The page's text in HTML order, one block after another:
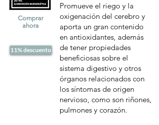
Comprar
ahora
11% descuento
Promueve el riego y la
oxigenación del cerebro y
aporta un gran contenido
en antioxidantes, además
de tener propiedades
beneficiosas sobre el
sistema digestivo y otros
órganos relacionados con
los síntomas de origen
nervioso, como son riñones,
pulmones y corazón.